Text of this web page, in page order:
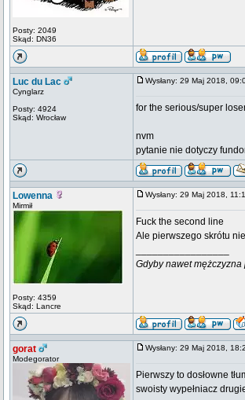
Posty: 2049
Skąd: DN36
Luc du Lac
Cynglarz
Posty: 4924
Skąd: Wrocław
Wysłany: 29 Maj 2018,
for the serious/super
nvm
pytanie nie dotyczy
Lowenna
Mirmił
Posty: 4359
Skąd: Lancre
Wysłany: 29 Maj 2018,
Fuck the second line
Ale pierwszego skrótu
Gdyby nawet mężczyzna
gorat
Modegorator
Wysłany: 29 Maj 2018,
Pierwszy to dosłowne
swoisty wypełniacz